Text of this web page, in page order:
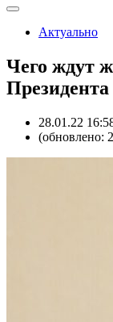
Актуально
Чего ждут
Президента
28.01.22
(обновлено: